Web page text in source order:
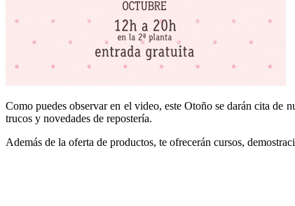
Como puedes observar en el video, este Otoño se darán cita de
trucos y novedades de repostería.
Además de la oferta de productos, te ofrecerán cursos,